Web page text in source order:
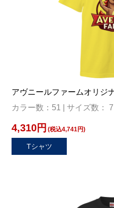
アヴニールファームオリジ
カラー数：51 | サイズ数： 7
4,310円 (税込4,741円)
Tシャツ